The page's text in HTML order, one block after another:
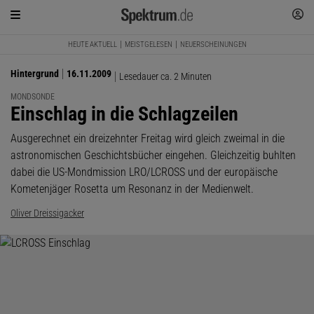
HEUTE AKTUELL MEISTGELESEN NEUERSCHEINUNGEN
Hintergrund 16.11.2009 Lesedauer ca. 2 Minuten
MONDSONDE
:
Einschlag in die Schlagzeilen
Ausgerechnet ein dreizehnter Freitag wird gleich zweimal in die
astronomischen Geschichtsbücher eingehen. Gleichzeitig buhlten
dabei die US-Mondmission LRO/LCROSS und der europäische
Kometenjäger Rosetta um Resonanz in der Medienwelt.
Oliver Dreissigacker